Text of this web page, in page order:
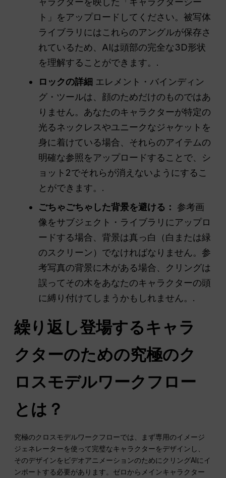
ト」をアップロードしてください。被写体
ライブラリにはこれらのアングルが保存さ
れているため、AIは頭部の完全な3D形状
を理解することができます。.
ロックの詳細 エレメント・バインディン
グ・ツールは、顔のためだけのものではあ
りません。あなたのキャラクターが特定の
光るネックレスやユニークなジャケットを
身に着けている場合、それらのアイテムの
明確な参照をアップロードすることで、シ
ョット2でそれらが消えないようにするこ
とができます。.
ごちゃごちゃした背景を避ける：
参考画
像をサブジェクト・ライブラリにアップロ
ードする場合、背景は真っ白（白または緑
のスクリーン）でなければなりません。参
考写真の背景に木がある場合、クリングは
誤ってその木をあなたのキャラクターの頭
に縛り付けてしまうかもしれません。.
繰り返し登場するキャラ
クターのための究極のク
ロスモデルワークフロー
とは？
究極のクロスモデルワークフローでは、まず専用のイメージ
ジェネレーターを使って完璧なキャラクターをデザインし、
そのデザインをビデオアニメーションのためにクリングAIにイ
ンポートする必要があります。ゼロからメインキャラクター